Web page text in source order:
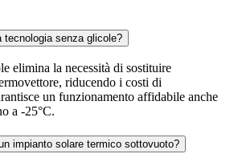
tecnologia senza glicole?
elimina la necessità di sostituire
riducendo i costi di
un funzionamento affidabile anche
a -25°C.
impianto solare termico sottovuoto?